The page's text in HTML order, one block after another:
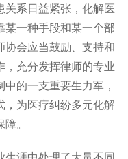
关系日益紧张，化解医
某一种手段和某一个部
协会应当鼓励、支持和
，充分发挥律师的专业
的一支重要生力军，
，为医疗纠纷多元化解
。